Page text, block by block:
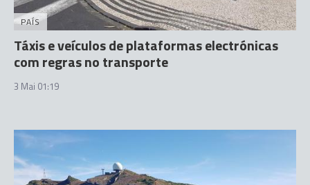
PAÍS
Táxis e veículos de plataformas electrónicas
com regras no transporte
3 Mai 01:19